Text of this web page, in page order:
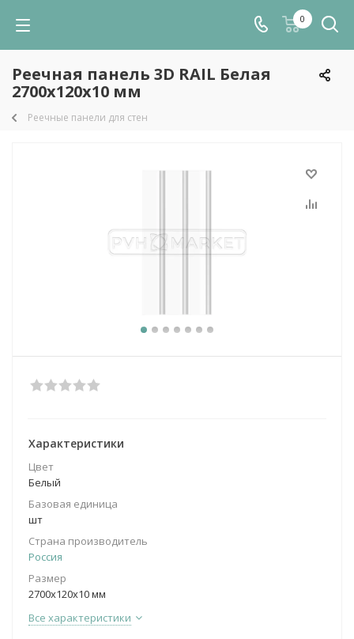
0
Реечная панель 3D RAIL Белая
2700х120х10 мм
Реечные панели для стен
Характеристики
Цвет
Белый
Базовая единица
шт
Страна производитель
Россия
Размер
2700х120х10 мм
Все характеристики